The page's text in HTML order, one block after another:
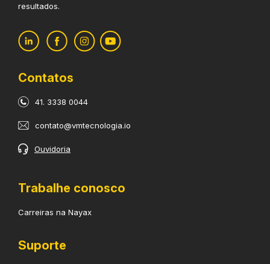
resultados.
Contatos
41. 3338 0044
contato@vmtecnologia.io
Ouvidoria
Trabalhe conosco
Carreiras na Nayax
Suporte